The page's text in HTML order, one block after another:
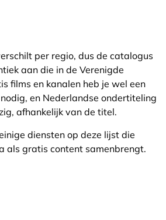
per regio, dus de catalogus
aan die in de Verenigde
films en kanalen heb je wel een
en Nederlandse ondertiteling
afhankelijk van de titel.
diensten op deze lijst die
als gratis content samenbrengt.